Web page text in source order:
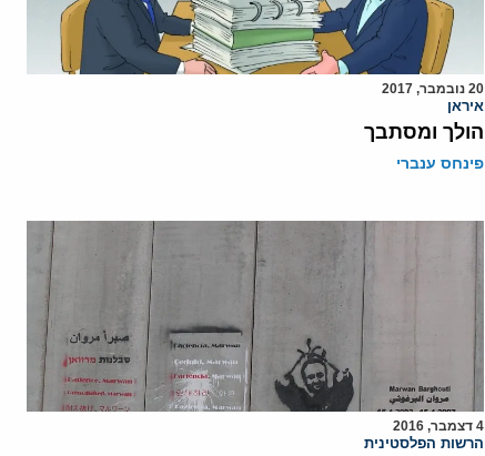
20 נובמבר, 2017
איראן
הולך ומסתבך
פינחס ענברי
4 דצמבר, 2016
הרשות הפלסטינית